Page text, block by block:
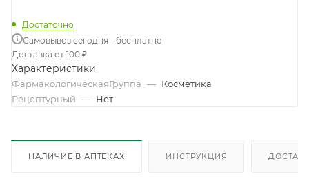
Достаточно
Самовывоз сегодня - бесплатно
Доставка от 100 ₽
Характеристики
ФармакологическаяГруппа — Косметика
Рецептурный — Нет
НАЛИЧИЕ В АПТЕКАХ ИНСТРУКЦИЯ